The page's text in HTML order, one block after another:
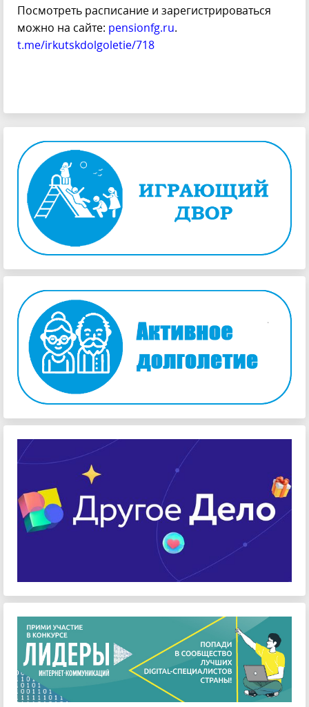
Посмотреть расписание и зарегистрироваться
можно на сайте: pensionfg.ru.
t.me/irkutskdolgoletie/718